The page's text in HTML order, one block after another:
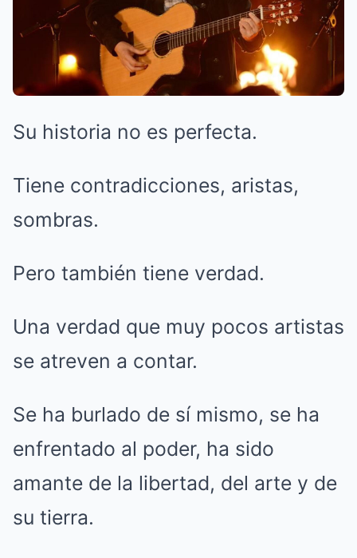
Su historia no es perfecta.
Tiene contradicciones, aristas,
sombras.
Pero también tiene verdad.
Una verdad que muy pocos artistas
se atreven a contar.
Se ha burlado de sí mismo, se ha
enfrentado al poder, ha sido
amante de la libertad, del arte y de
su tierra.